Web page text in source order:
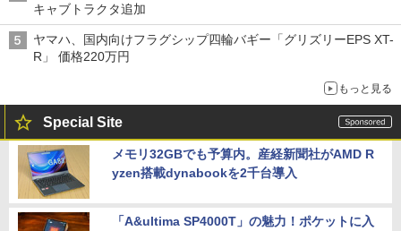
キャブトラクタ追加
ヤマハ、国内向けフラグシップ四輪バギー「グリズリーEPS XT-
R」 価格220万円
もっと見る
Special Site
メモリ32GBでも予算内。産経新聞社がAMD R
yzen搭載dynabookを2千台導入
「A&ultima SP4000T」の魅力！ポケットに入